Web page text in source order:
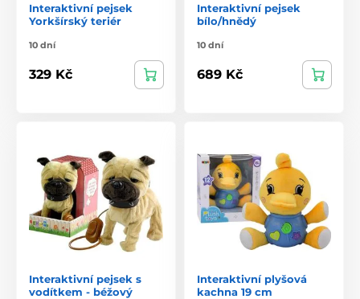
Interaktivní pejsek
Yorkšírský teriér
10 dní
329 Kč
Interaktivní pejsek
bílo/hnědý
10 dní
689 Kč
Interaktivní pejsek s
vodítkem - béžový
Interaktivní plyšová
kachna 19 cm